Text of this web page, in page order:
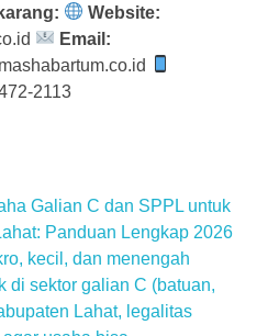
Website:
Email:
2113